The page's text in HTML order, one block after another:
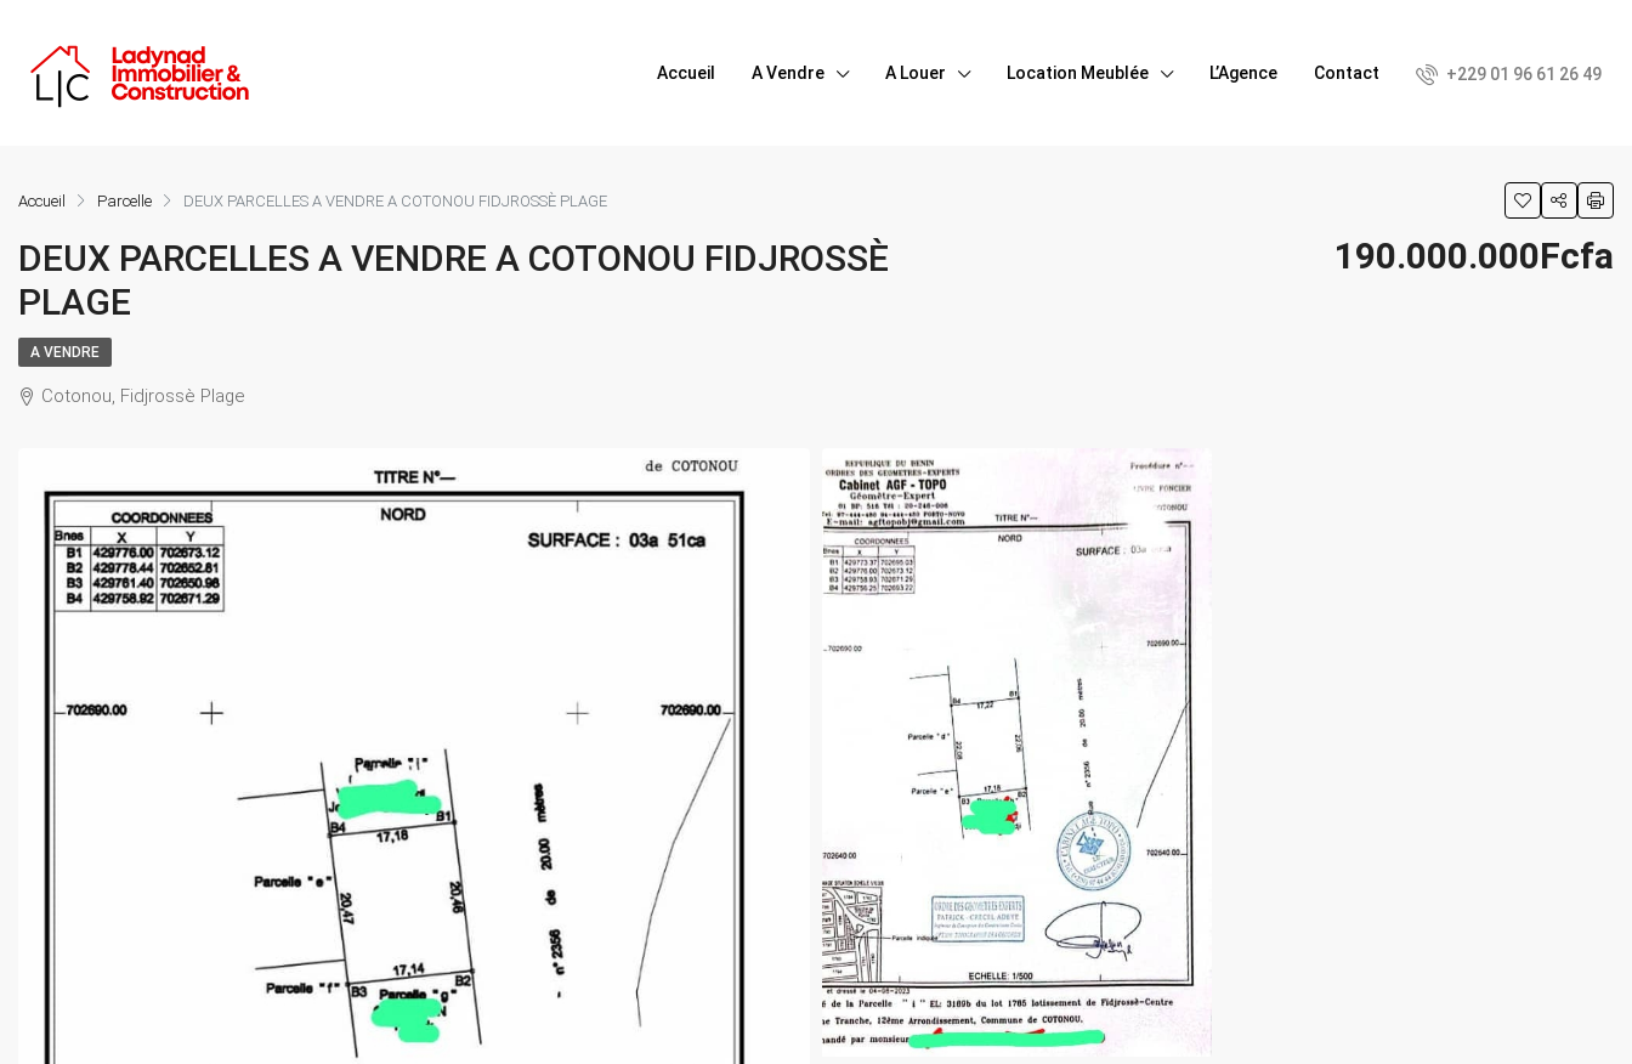
Accueil A Vendre A Louer Location Meublée L’Agence Contact +229 01 96 61 26 49
Accueil Parcelle DEUX PARCELLES A VENDRE A COTONOU FIDJROSSÈ PLAGE
DEUX PARCELLES A VENDRE A COTONOU FIDJROSSÈ
PLAGE
190.000.000Fcfa
A VENDRE
Cotonou, Fidjrossè Plage